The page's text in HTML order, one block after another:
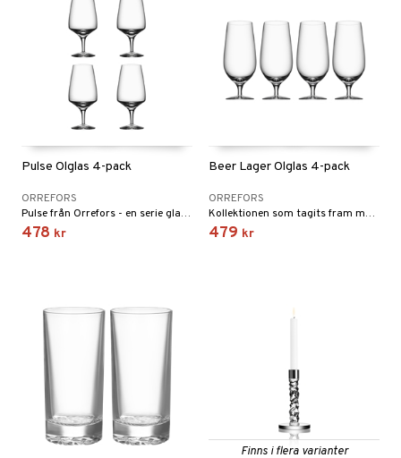
Pulse Ölglas 4-pack
ORREFORS
Pulse från Orrefors - en serie glas i enkel och stilren design.
478 kr
Beer Lager Ölglas 4-pack
ORREFORS
Kollektionen som tagits fram med känsla för konsten att njuta av en öl! En serie ölglas för finsmakaren såväl som för festprissen!
479 kr
Finns i flera varianter